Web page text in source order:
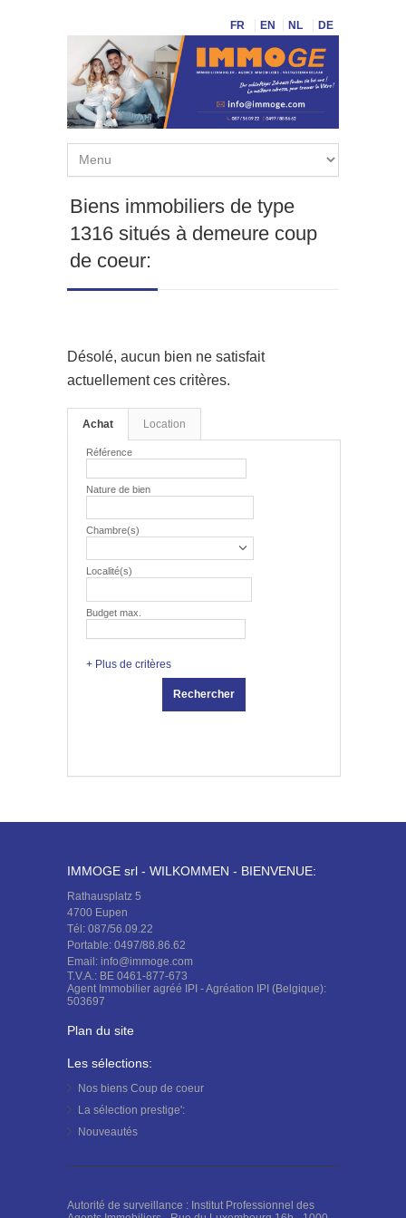
FR EN NL DE
Biens immobiliers de type
1316 situés à demeure coup
de coeur:
Désolé, aucun bien ne satisfait
actuellement ces critères.
Achat Location
Référence
Nature de bien
Chambre(s)
Localité(s)
Budget max.
+ Plus de critères
Rechercher
IMMOGE srl - WILKOMMEN - BIENVENUE:
Rathausplatz 5
4700 Eupen
Tél: 087/56.09.22
Portable: 0497/88.86.62
Email: info@immoge.com
T.V.A.: BE 0461-877-673
Agent Immobilier agréé IPI - Agréation IPI (Belgique):
503697
Plan du site
Les sélections:
Nos biens Coup de coeur
La sélection prestige':
Nouveautés
Autorité de surveillance : Institut Professionnel des